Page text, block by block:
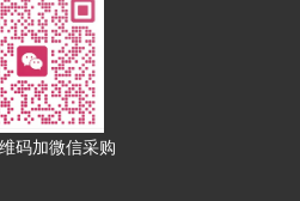
码加微信采购